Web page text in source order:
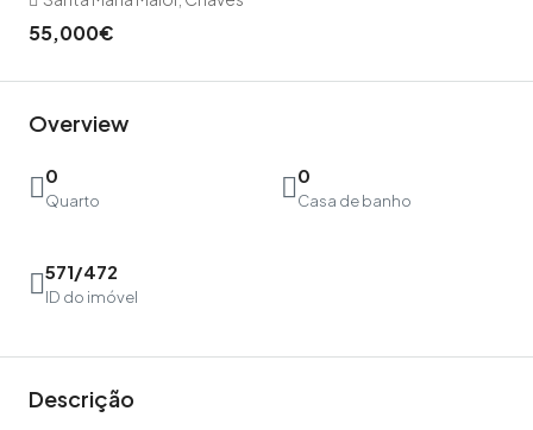
55,000€
Overview
0
Quarto
0
Casa de banho
571/472
ID do imóvel
Descrição